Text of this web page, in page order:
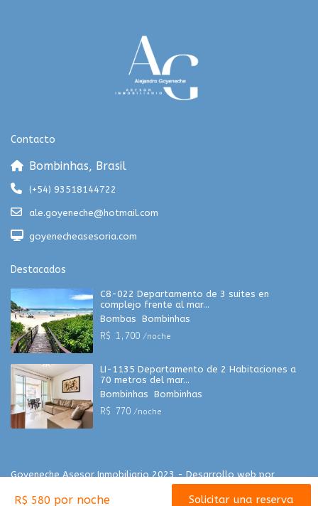
Contacto
Bombinhas, Brasil
(+54) 93518144722
ale.goyeneche@hotmail.com
goyenecheasesoria.com
Destacados
C8-022 Departamento de 3 suites en
complejo frente al mar...
Bombas, Bombinhas
R$ 1,700/noche
LI-1135 Departamento de 2 Habitaciones a
70 metros del mar...
Bombinhas Bombinhas
R$ 770/noche
Goyeneche Asesor Inmobiliario 2023 - Desarrollo web por
R$ 580 por noche Solicitar una reserva